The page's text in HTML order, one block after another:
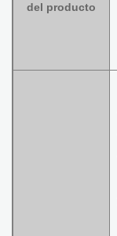
del producto